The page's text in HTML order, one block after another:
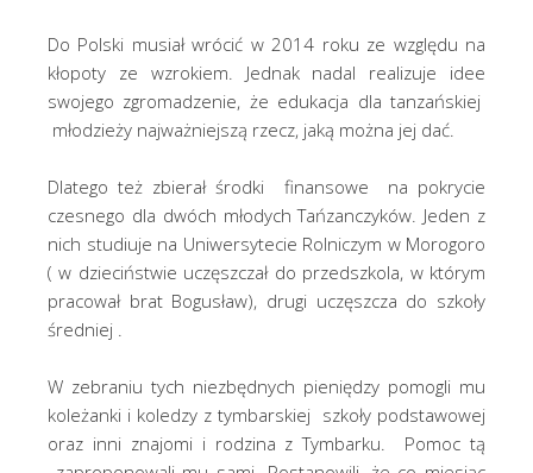
Do Polski musiał wrócić w 2014 roku ze względu na
kłopoty ze wzrokiem. Jednak nadal realizuje idee
swojego zgromadzenie, że edukacja dla tanzańskiej
młodzieży najważniejszą rzecz, jaką można jej dać.
Dlatego też zbierał środki finansowe na pokrycie
czesnego dla dwóch młodych Tańzanczyków. Jeden z
nich studiuje na Uniwersytecie Rolniczym w Morogoro
( w dzieciństwie uczęszczał do przedszkola, w którym
pracował brat Bogusław), drugi uczęszcza do szkoły
średniej .
W zebraniu tych niezbędnych pieniędzy pomogli mu
koleżanki i koledzy z tymbarskiej szkoły podstawowej
oraz inni znajomi i rodzina z Tymbarku. Pomoc tą